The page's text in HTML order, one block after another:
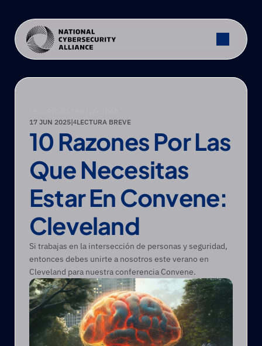
17 JUN 2025|4LECTURA BREVE
10 Razones Por Las
Que Necesitas
Estar En Convene:
Cleveland
Si trabajas en la intersección de personas y seguridad,
entonces debes unirte a nosotros este verano en
Cleveland para nuestra conferencia Convene.